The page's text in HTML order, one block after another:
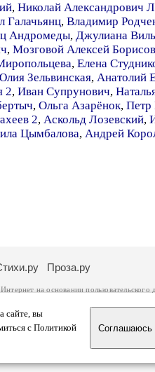
, Николай Александрович
Галачьянц, Владимир
Андромеды, Джулиана
, Мозговой Алексей
, Елена
Зельвинская, Анатолий
2, Иван Супрунович,
, Ольга Азарёнок, Петр
2, Аскольд Лозевский,
Цымбалова, Андрей
сайте, вы
с Политикой
Соглашаюсь
Проза.ру
Интернет на основаниипользовательского
его автора, к которому вы можете
Российской Федерации.
информацию о портале связаться с
двух миллионов страниц по данным